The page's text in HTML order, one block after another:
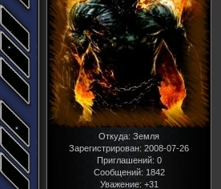
Откуда: Земля
Зарегистрирован: 2008-07-26
Приглашений: 0
Сообщений: 1842
Уважение: +31